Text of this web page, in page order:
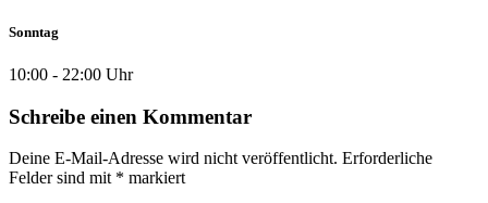
Sonntag
10:00 - 22:00 Uhr
Schreibe einen Kommentar
Deine E-Mail-Adresse wird nicht veröffentlicht. Erforderliche
Felder sind mit * markiert